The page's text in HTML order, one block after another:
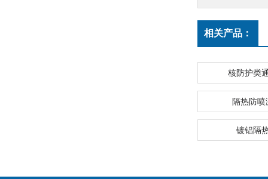
相关产品：
核防护类
隔热防
镀铝隔